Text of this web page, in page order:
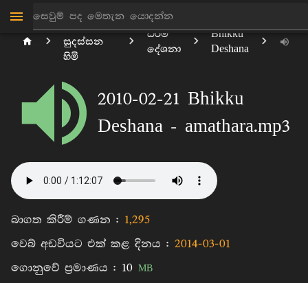
සුදස්සන
හිමි
ධර්ම
දේශනා
Bhikku
Deshana
2010-02-21 Bhikku
Deshana - amathara.mp3
බාගත කිරීම් ගණන : 1,295
වෙබ් අඩවියට එක් කළ දිනය : 2014-03-01
ගොනුවේ ප්‍රමාණය : 10 MB